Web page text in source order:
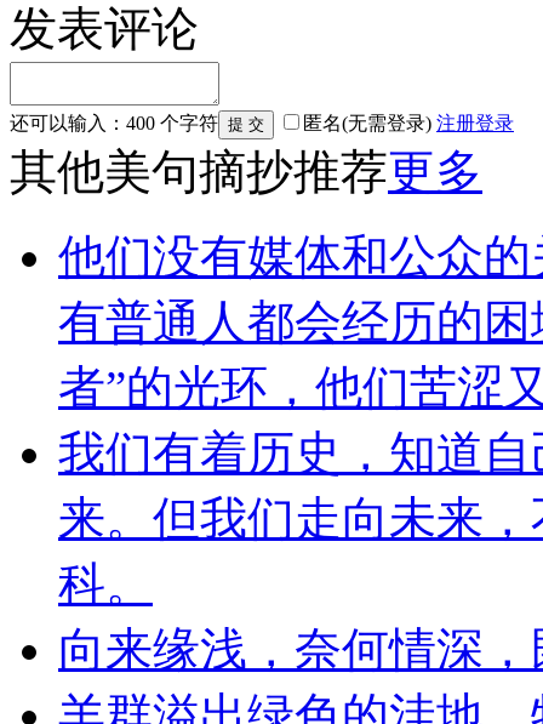
发表评论
还可以输入： 400 个字符 匿名(无需登录) 注册登录
其他美句摘抄推荐更多
他们没有媒体和公众
有普通人都会经历的
者”的光环，他们苦涩
我们有着历史，知道
来。但我们走向未来
科。
向来缘浅，奈何情深